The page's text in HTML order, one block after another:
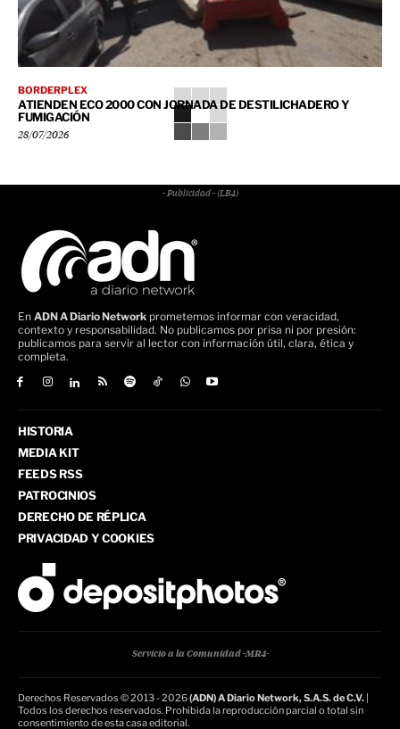
BORDERPLEX
ATIENDEN ECO 2000 CON JORNADA DE DESTILICHADERO Y
FUMIGACIÓN
28/07/2026
- Publicidad - (LB4)
En ADN A Diario Network prometemos informar con veracidad,
contexto y responsabilidad. No publicamos por prisa ni por presión:
publicamos para servir al lector con información útil, clara, ética y
completa.
HISTORIA
MEDIA KIT
FEEDS RSS
PATROCINIOS
DERECHO DE RÉPLICA
PRIVACIDAD Y COOKIES
Servicio a la Comunidad -MR4-
Derechos Reservados © 2013 - 2026(ADN) A Diario Network, S.A.S. de C.V.
Todos los derechos reservados. Prohibida la reproducción parcial o total sin
consentimiento de esta casa editorial.